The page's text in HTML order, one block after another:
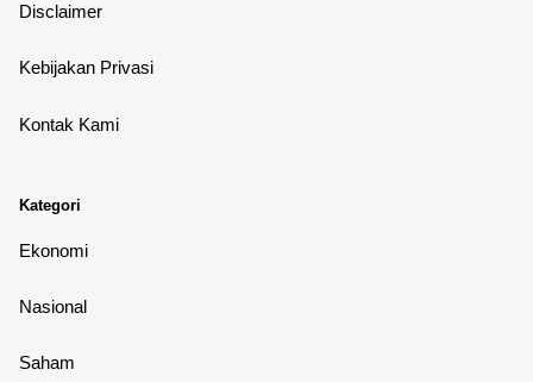
Disclaimer
Kebijakan Privasi
Kontak Kami
Kategori
Ekonomi
Nasional
Saham